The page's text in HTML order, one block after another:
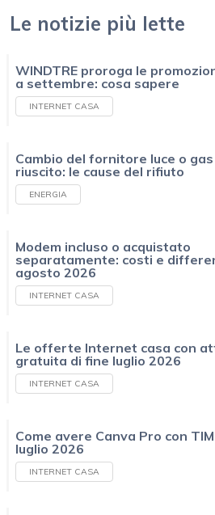
Le notizie più lette
WINDTRE proroga le
a settembre: cosa sapere
INTERNET CASA
Cambio del fornitore luce o
riuscito: le cause del rifiuto
ENERGIA
Modem incluso o acquistato
separatamente: costi e
agosto 2026
INTERNET CASA
Le offerte Internet casa con
gratuita di fine luglio 2026
INTERNET CASA
Come avere Canva Pro con
luglio 2026
INTERNET CASA